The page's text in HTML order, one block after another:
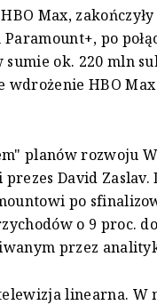
Max, zakończyły
po
sumie ok. 220 mln
HBO Max
planów rozwoju
David Zaslav.
po
o 9 proc.
przez
linearna. W